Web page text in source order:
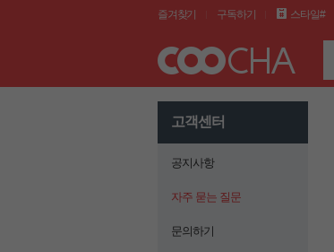
즐겨찾기 구독하기 스타일#
고객센터
공지사항
자주 묻는 질문
문의하기